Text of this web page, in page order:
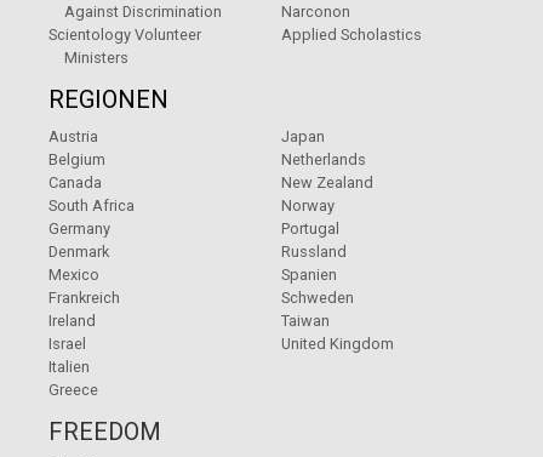
Against Discrimination
Scientology Volunteer
Ministers
Narconon
Applied Scholastics
REGIONEN
Austria
Belgium
Canada
South Africa
Germany
Denmark
Mexico
Frankreich
Ireland
Israel
Italien
Greece
Japan
Netherlands
New Zealand
Norway
Portugal
Russland
Spanien
Schweden
Taiwan
United Kingdom
FREEDOM